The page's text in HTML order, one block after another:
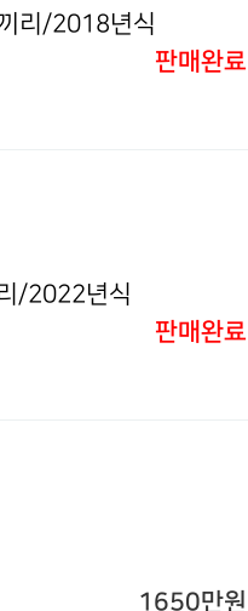
리/2018년식
판매완료
/2022년식
판매완료
1650만원